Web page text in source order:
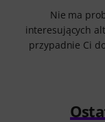
Nie ma
interesujących
przypadnie Ci